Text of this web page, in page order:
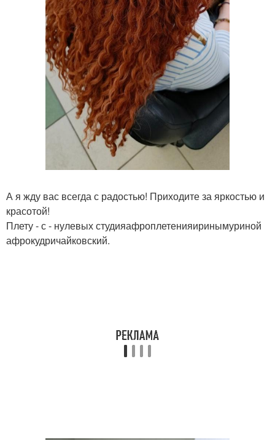
А я жду вас всегда с радостью! Приходите за яркостью и
красотой!
Плету - с - нулевых студияафроплетенияиринымуриной
афрокудричайковский.